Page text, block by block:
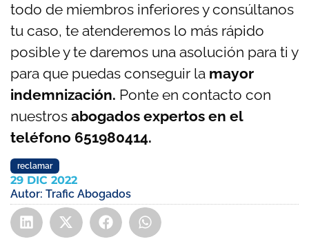
reclamar
29 DIC 2022
Autor: Trafic Abogados
todo de miembros inferiores y consúltanos
tu caso, te atenderemos lo más rápido
posible y te daremos una asolución para ti y
para que puedas conseguir la mayor
indemnización. Ponte en contacto con
nuestros abogados expertos en el
teléfono 651980414.